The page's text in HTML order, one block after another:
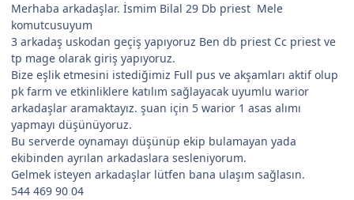
Merhaba arkadaşlar. İsmim Bilal 29 Db priest Mele
komutcusuyum
3 arkadaş uskodan geçiş yapıyoruz Ben db priest Cc priest ve
tp mage olarak giriş yapıyoruz.
Bize eşlik etmesini istediğimiz Full pus ve akşamları aktif olup
pk farm ve etkinliklere katılım sağlayacak uyumlu warior
arkadaşlar aramaktayız. şuan için 5 warior 1 asas alımı
yapmayı düşünüyoruz.
Bu serverde oynamayı düşünüp ekip bulamayan yada
ekibinden ayrılan arkadaslara sesleniyorum.
Gelmek isteyen arkadaşlar lütfen bana ulaşım sağlasın.
544 469 90 04